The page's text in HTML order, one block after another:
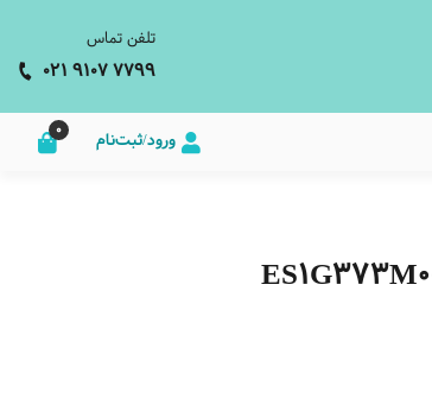
تلفن تماس
021 9107 7799
ورود/ثبت‌نام 0